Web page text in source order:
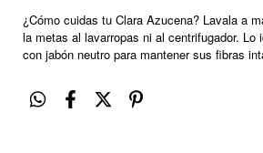
¿Cómo cuidas tu Clara Azucena? Lavala a
la metas al lavarropas ni al centrifugador. Lo
con jabón neutro para mantener sus fibras